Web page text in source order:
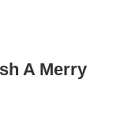
A Merry